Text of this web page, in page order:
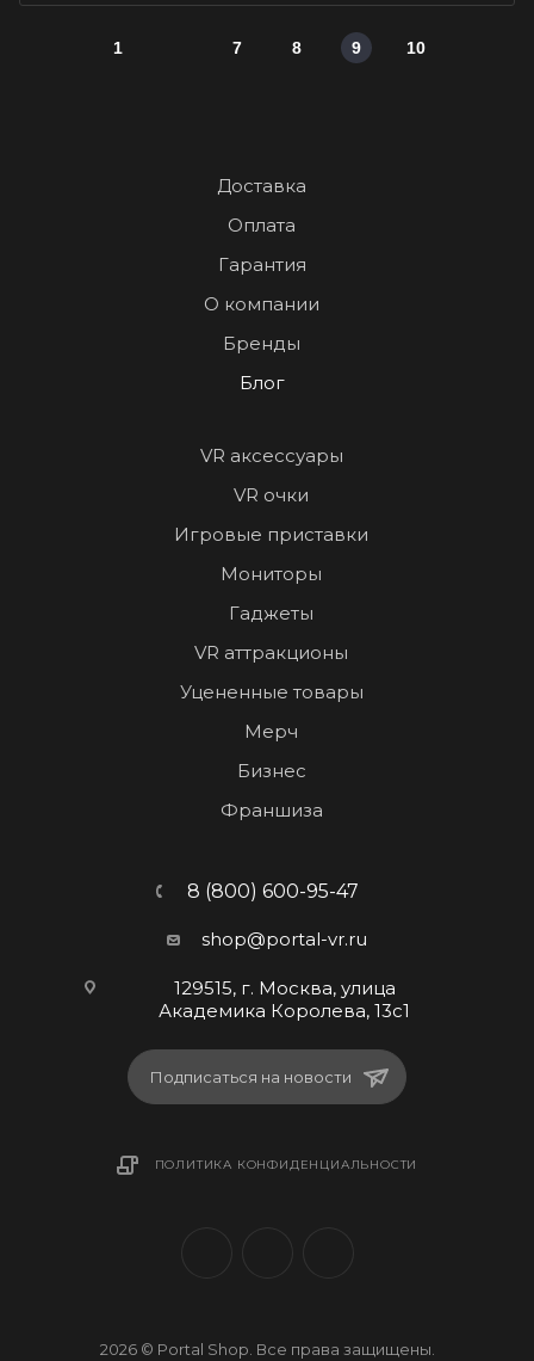
1 7 8 9 10
Доставка
Оплата
Гарантия
О компании
Бренды
Блог
VR аксессуары
VR очки
Игровые приставки
Мониторы
Гаджеты
VR аттракционы
Уцененные товары
Мерч
Бизнес
Франшиза
8 (800) 600-95-47
shop@portal-vr.ru
129515, г. Москва, улица
Академика Королева, 13с1
Подписаться на новости
ПОЛИТИКА КОНФИДЕНЦИАЛЬНОСТИ
2026 © Portal Shop. Все права защищены.